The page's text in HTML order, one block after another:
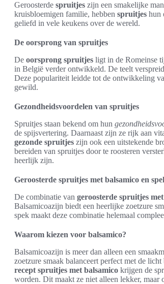
Geroosterde spruitjes zijn een smakelijke
kruisbloemigen familie, hebben spruitjes hun
geliefd in vele keukens over de wereld.
De oorsprong van spruitjes
De oorsprong spruitjes ligt in de Romeinse
in België verder ontwikkeld. De teelt
Deze populariteit leidde tot de ontwikkeling
gewild.
Gezondheidsvoordelen van spruitjes
Spruitjes staan bekend om hun
de spijsvertering. Daarnaast zijn ze rijk aan
gezonde spruitjes zijn ook een uitstekende
bereiden van spruitjes door te roosteren
heerlijk zijn.
Geroosterde spruitjes met balsamico en
De combinatie van geroosterde spruitjes
Balsamicoazijn biedt een heerlijke zoetzure
spek maakt deze combinatie helemaal
Waarom kiezen voor balsamico?
Balsamicoazijn is meer dan alleen een
zoetzure smaak balanceert perfect met de
recept spruitjes met balsamico krijgen de
worden. Dit maakt ze niet alleen lekker, maar